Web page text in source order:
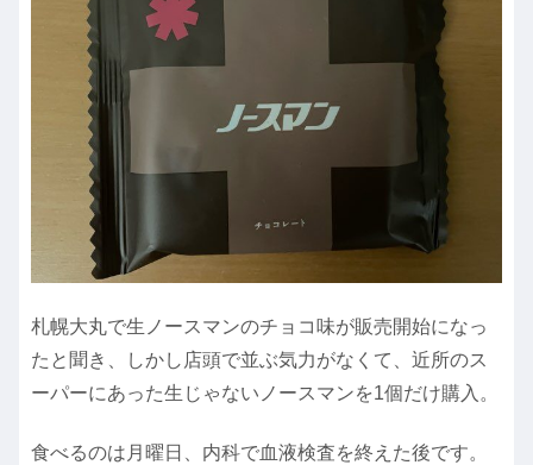
札幌大丸で生ノースマンのチョコ味が販売開始になっ
たと聞き、しかし店頭で並ぶ気力がなくて、近所のス
ーパーにあった生じゃないノースマンを1個だけ購入。
食べるのは月曜日、内科で血液検査を終えた後です。